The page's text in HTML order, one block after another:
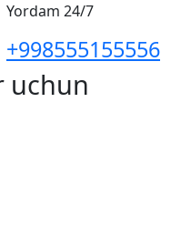
Yordam 24/7
+998555155556
uchun